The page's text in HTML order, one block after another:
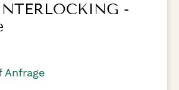
-
Anfrage